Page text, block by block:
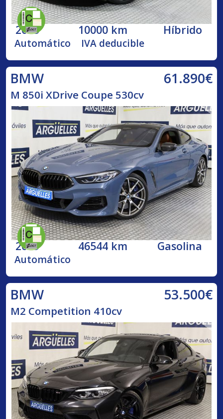
2023 10000 km Híbrido
Automático IVA deducible
BMW 61.890€
M 850i XDrive Coupe 530cv
2019 46544 km Gasolina
Automático
BMW 53.500€
M2 Competition 410cv